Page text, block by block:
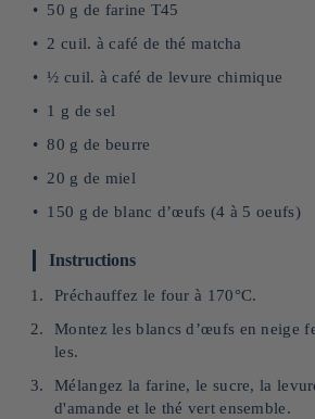
50 g de farine T45
2 cuil. à café de thé matcha
½ cuil. à café de levure chimique
1 g de sel
80 g de beurre
20 g de miel
150 g de blanc d’œufs (4 à 5 oeufs)
Instructions
Préchauffez le four à 170°C.
Montez les blancs d’œufs en neige
les.
Mélangez la farine, le sucre, la
d'amande et le thé vert ensemble.